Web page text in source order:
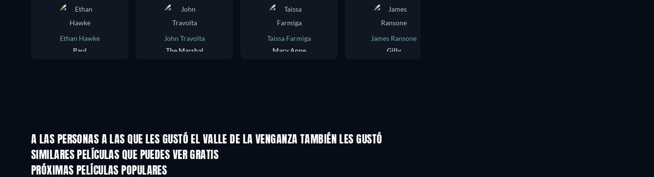
Ethan Hawke
Paul
John Travolta
The Marshal
Taissa Farmiga
Mary Anne
James Ransone
Gilly
A LAS PERSONAS A LAS QUE LES GUSTÓ EL VALLE DE LA VENGANZA TAMBIÉN LES GUSTÓ
SIMILARES PELÍCULAS QUE PUEDES VER GRATIS
PRÓXIMAS PELÍCULAS POPULARES